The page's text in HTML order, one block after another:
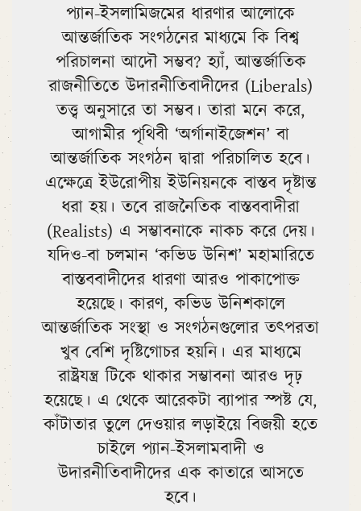
প্যান-ইসলামিজমের ধারণার আলোকে
আন্তর্জাতিক সংগঠনের মাধ্যমে কি বিশ্ব
পরিচালনা আদৌ সম্ভব? হ্যাঁ, আন্তর্জাতিক
রাজনীতিতে উদারনীতিবাদীদের (Liberals)
তত্ত্ব অনুসারে তা সম্ভব। তারা মনে করে,
আগামীর পৃথিবী ‘অর্গানাইজেশন’ বা
আন্তর্জাতিক সংগঠন দ্বারা পরিচালিত হবে।
এক্ষেত্রে ইউরোপীয় ইউনিয়নকে বাস্তব দৃষ্টান্ত
ধরা হয়। তবে রাজনৈতিক বাস্তববাদীরা
(Realists) এ সম্ভাবনাকে নাকচ করে দেয়।
যদিও-বা চলমান ‘কভিড উনিশ’ মহামারিতে
বাস্তববাদীদের ধারণা আরও পাকাপোক্ত
হয়েছে। কারণ, কভিড উনিশকালে
আন্তর্জাতিক সংস্থা ও সংগঠনগুলোর তৎপরতা
খুব বেশি দৃষ্টিগোচর হয়নি। এর মাধ্যমে
রাষ্ট্রযন্ত্র টিকে থাকার সম্ভাবনা আরও দৃঢ়
হয়েছে। এ থেকে আরেকটা ব্যাপার স্পষ্ট যে,
কাঁটাতার তুলে দেওয়ার লড়াইয়ে বিজয়ী হতে
চাইলে প্যান-ইসলামবাদী ও
উদারনীতিবাদীদের এক কাতারে আসতে
হবে।